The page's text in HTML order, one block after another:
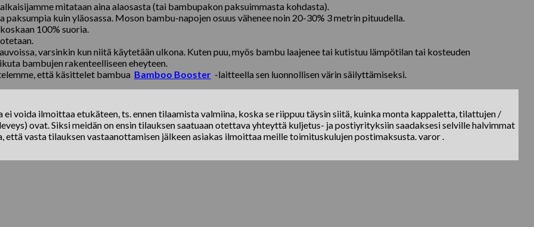
mitataan aina alaosasta (tai bambupakon paksuimmasta kohdasta).
kuin yläosassa. Moson bambu-napojen osuus vähenee noin 20-30% 3 metrin pituudella.
100% suoria.
varsinkin kun niitä käytetään ulkona. Kuten puu, myös bambu laajenee tai kutistuu lämpötilan tai kosteuden
bambujen rakenteelliseen eheyteen.
että käsittelet bambua Bamboo Booster -laitteella sen luonnollisen värin säilyttämiseksi.
voida ilmoittaa etukäteen, ts. ennen tilaamista valmiina, koska se riippuu täysin siitä, kuinka monta kappaletta, tilattujen /
ovat. Siksi meidän on ensin tilauksen saatuaan otettava yhteyttä kuljetus- ja postiyrityksiin saadaksesi selville halvimmat
vasta tilauksen vastaanottamisen jälkeen asiakas ilmoittaa meille toimituskulujen postimaksusta. varor .